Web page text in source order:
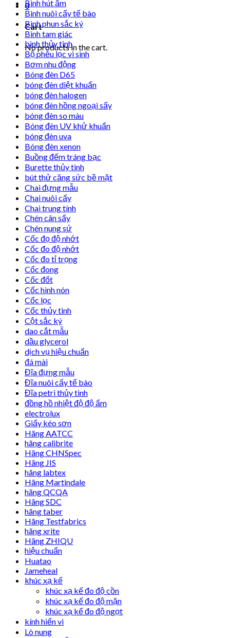
0
Cart
No products in the cart.
Bình hút ẩm
Bình nuôi cấy tế bào
Bình phun sắc ký
Bình tam giác
bình thủy tinh
Bộ phễu lọc vi sinh
Bơm nhu động
Bóng đèn D65
bóng đèn diệt khuẩn
bóng đèn halogen
bóng đèn hồng ngoại sấy
bóng đèn so màu
Bóng đèn UV khử khuẩn
bóng đèn uva
Bóng đèn xenon
Buồng đếm tráng bạc
Burette thủy tinh
bút thử căng sức bề mặt
Chai đựng mẫu
Chai nuôi cấy
Chai trung tính
Chén cân sấy
Chén nung sứ
Cốc đọ độ nhớt
Cốc đo độ nhớt
Cốc đo tỉ trọng
Cốc đong
Cốc đốt
Cốc hình nón
Cốc lọc
Cốc thủy tinh
Cột sắc ký
dao cắt mẫu
dầu glycerol
dịch vụ hiệu chuẩn
đá mài
Đĩa đựng mẫu
Đĩa nuôi cấy tế bào
Đĩa petri thủy tinh
đồng hồ nhiệt độ độ ẩm
electrolux
Giấy kéo sơn
Hãng AATCC
hãng calibrite
Hãng CHNSpec
Hãng JIS
hãng labtex
Hãng Martindale
hãng QCQA
Hãng SDC
hãng taber
Hãng Testfabrics
hãng xrite
Hãng ZHIQU
hiệu chuẩn
Huatao
Jameheal
khúc xạ kế
khúc xạ kế đo độ cồn
khúc xạ kế đo độ mặn
khúc xạ kế đo độ ngọt
kính hiển vi
Lò nung